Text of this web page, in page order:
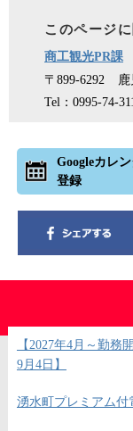
このページ
商工観光PR課
〒899-6292
Tel：0995-74-
Googleカレ
登録
【2027年4月～勤
9月4日】
湧水町プレミアム付